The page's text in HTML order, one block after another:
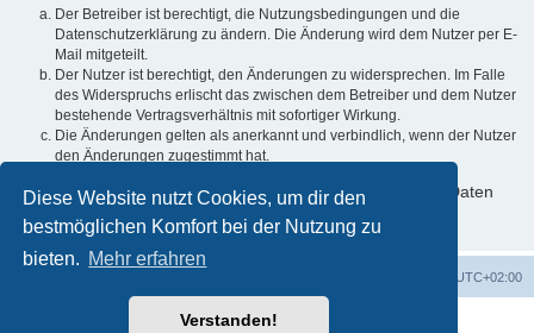
Diese Website nutzt Cookies, um dir den
bestmöglichen Komfort bei der Nutzung zu
bieten. Mehr erfahren
Verstanden!
Der Betreiber ist berechtigt, die Nutzungsbedingungen und die
Datenschutzerklärung zu ändern. Die Änderung wird dem Nutzer per E-
Mail mitgeteilt.
Der Nutzer ist berechtigt, den Änderungen zu widersprechen. Im Falle
des Widerspruchs erlischt das zwischen dem Betreiber und dem Nutzer
bestehende Vertragsverhältnis mit sofortiger Wirkung.
Die Änderungen gelten als anerkannt und verbindlich, wenn der Nutzer
den Änderungen zugestimmt hat.
Informationen über den Umgang mit deinen persönlichen Daten
sind in der Datenschutzerklärung enthalten.
UTC+02:00
Powered byphpBB® Forum Software © phpBB Limited